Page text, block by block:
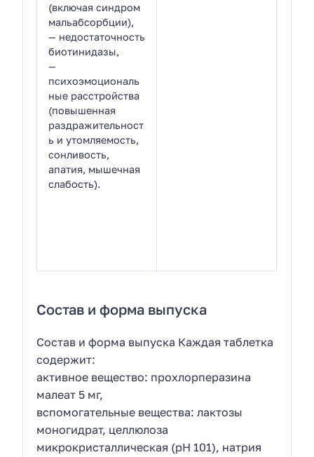
(включая синдром
мальабсорбции),
— недостаточность
биотинидазы,
—
психоэмоциональ
ные расстройства
(повышенная
раздражительност
ь и утомляемость,
сонливость,
апатия, мышечная
слабость).
Состав и форма выпуска
Состав и форма выпуска Каждая таблетка
содержит:
активное вещество: прохлорперазина
малеат 5 мг,
вспомогательные вещества: лактозы
моногидрат, целлюлоза
микрокристаллическая (рН 101), натрия